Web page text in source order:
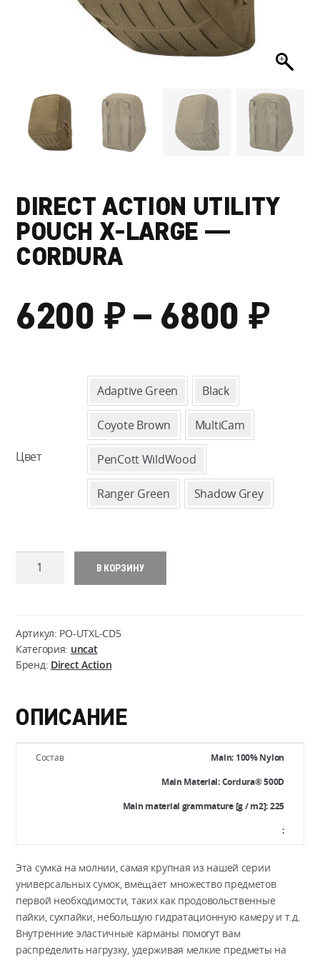
DIRECT ACTION UTILITY
POUCH X-LARGE —
CORDURA
6200 ₽– 6800 ₽
Цвет
Adaptive Green Black
Coyote Brown MultiCam
PenCott WildWood
Ranger Green Shadow Grey
Количество
UTILITY
POUCH
X-
Cordura
В КОРЗИНУ
Артикул: PO-UTXL-CD5
Категория: uncat
Бренд: Direct Action
ОПИСАНИЕ
Состав
Main: 100% Nylon
Main Material: Cordura® 500D
Main material grammature [g / m2]: 225
:
Эта сумка на молнии, самая крупная из нашей серии
универсальных сумок, вмещает множество предметов
первой необходимости, таких как продовольственные
пайки, сухпайки, небольшую гидратационную камеру и т.д.
Внутренние эластичные карманы помогут вам
распределить нагрузку, удерживая мелкие предметы на